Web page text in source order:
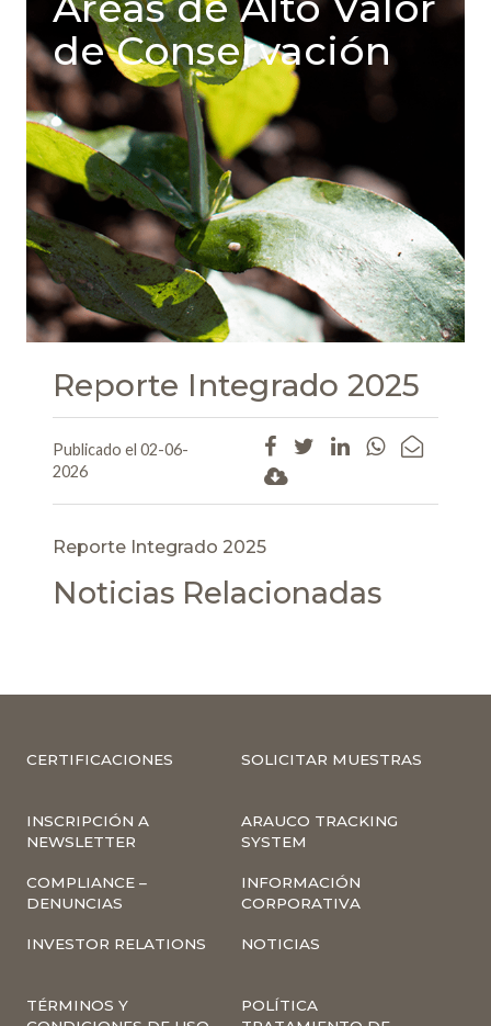
de Conservación
Reporte Integrado 2025
Publicado el 02-06-
2026
Reporte Integrado 2025
Noticias Relacionadas
CERTIFICACIONES SOLICITAR MUESTRAS
INSCRIPCIÓN A
NEWSLETTER
ARAUCO TRACKING
SYSTEM
COMPLIANCE –
DENUNCIAS
INFORMACIÓN
CORPORATIVA
INVESTOR RELATIONS NOTICIAS
TÉRMINOS Y
POLÍTICA